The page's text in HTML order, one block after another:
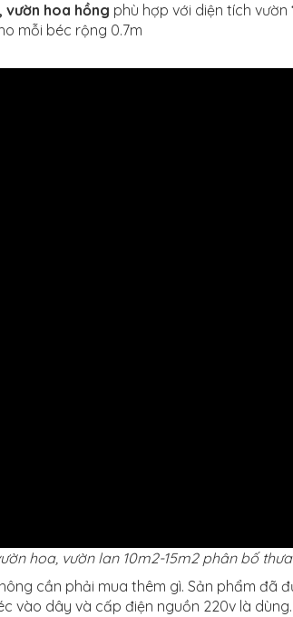
vườn hoa hồng phù hợp với diện tích vườn
mỗi béc rộng 0.7m
hoa, vườn lan 10m2-15m2 phân bố
cần phải mua thêm gì. Sản phẩm đã
vào dây và cấp điện nguồn 220v là dùng.